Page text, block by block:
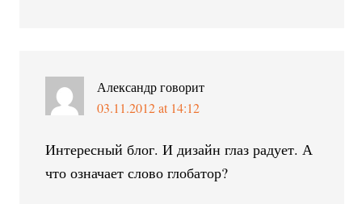
Александр говорит
03.11.2012 at 14:12
Интересный блог. И дизайн глаз радует. А
что означает слово глобатор?